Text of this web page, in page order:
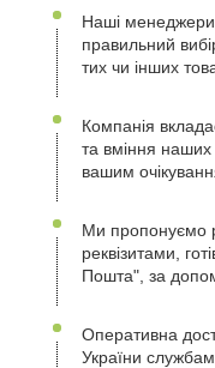
Наші
правильний
тих чи інших
Компанія
та вміння наших
вашим
Ми пропонуємо
реквізитами,
Пошта", за
Оперативна
України